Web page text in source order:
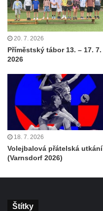
20. 7. 2026
Příměstský tábor 13. – 17. 7.
2026
18. 7. 2026
Volejbalová přátelská utkání
(Varnsdorf 2026)
Štítky